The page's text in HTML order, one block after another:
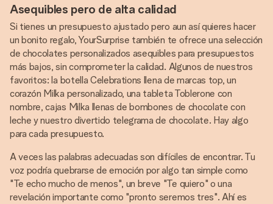
Asequibles pero de alta calidad
Si tienes un presupuesto ajustado pero aun así quieres hacer
un bonito regalo, YourSurprise también te ofrece una selección
de chocolates personalizados asequibles para presupuestos
más bajos, sin comprometer la calidad. Algunos de nuestros
favoritos: la botella Celebrations llena de marcas top, un
corazón Milka personalizado, una tableta Toblerone con
nombre, cajas Milka llenas de bombones de chocolate con
leche y nuestro divertido telegrama de chocolate. Hay algo
para cada presupuesto.
A veces las palabras adecuadas son difíciles de encontrar. Tu
voz podría quebrarse de emoción por algo tan simple como
"Te echo mucho de menos", un breve "Te quiero" o una
revelación importante como "pronto seremos tres". Ahí es